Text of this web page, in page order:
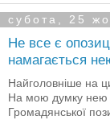
субота, 25
Не все є
намагається
Найголовніше на
На мою думку нею
Громадянської